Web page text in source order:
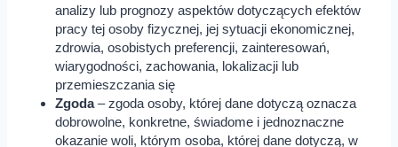
analizy lub prognozy aspektów dotyczących efektów
pracy tej osoby fizycznej, jej sytuacji ekonomicznej,
zdrowia, osobistych preferencji, zainteresowań,
wiarygodności, zachowania, lokalizacji lub
przemieszczania się
Zgoda– zgoda osoby, której dane dotyczą oznacza
dobrowolne, konkretne, świadome i jednoznaczne
okazanie woli, którym osoba, której dane dotyczą, w